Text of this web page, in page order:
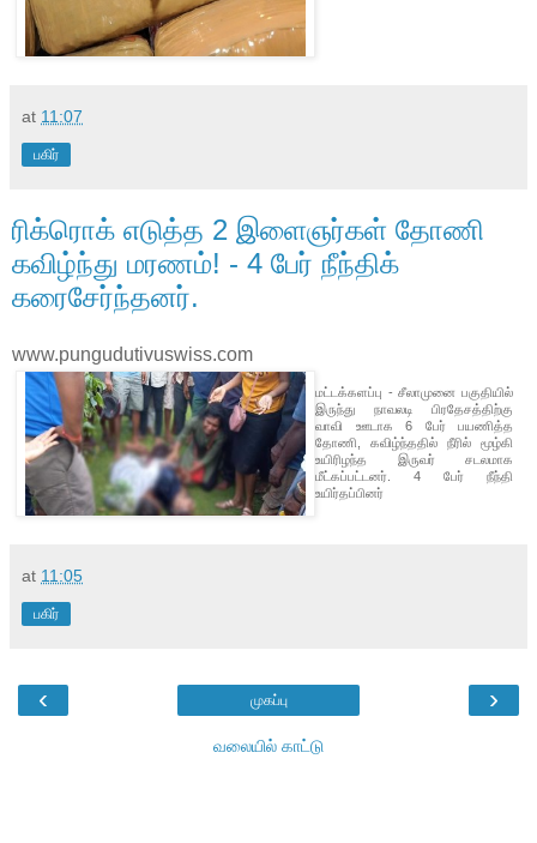
at 11:07
பகிர்
ரிக்ரொக் எடுத்த 2 இளைஞர்கள் தோணி
கவிழ்ந்து மரணம்! - 4 பேர் நீந்திக்
கரைசேர்ந்தனர்.
www.pungudutivuswiss.com
மட்டக்களப்பு - சீலாமுனை பகுதியில்
இருந்து நாவலடி பிரதேசத்திற்கு
வாவி ஊடாக 6 பேர் பயணித்த
தோணி, கவிழ்ந்ததில் நீரில் மூழ்கி
உயிரிழந்த இருவர் சடலமாக
மீட்கப்பட்டனர். 4 பேர் நீந்தி
உயிர்தப்பினர்
at 11:05
பகிர்
‹ ›
முகப்பு
வலையில் காட்டு